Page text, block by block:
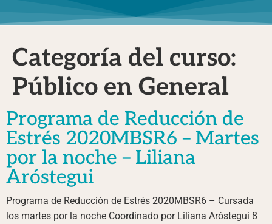
Categoría del curso:
Público en General
Programa de Reducción de
Estrés 2020MBSR6 – Martes
por la noche – Liliana
Aróstegui
Programa de Reducción de Estrés 2020MBSR6 – Cursada
los martes por la noche Coordinado por Liliana Aróstegui 8